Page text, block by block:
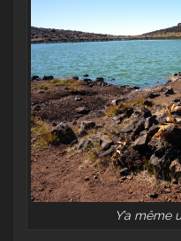
Y’a même